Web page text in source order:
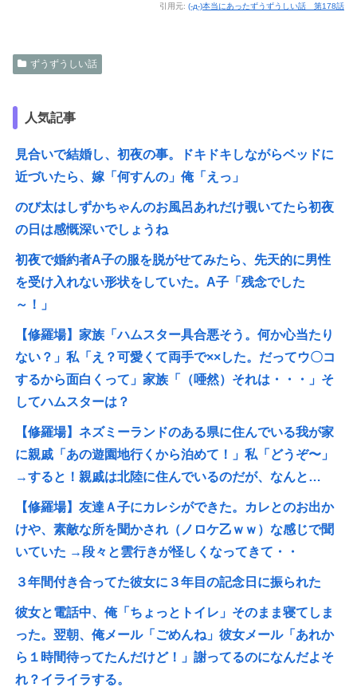
引用元: (-д-)本当にあったずうずうしい話 第178話
ずうずうしい話
人気記事
見合いで結婚し、初夜の事。ドキドキしながらベッドに
近づいたら、嫁「何すんの」俺「えっ」
のび太はしずかちゃんのお風呂あれだけ覗いてたら初夜
の日は感慨深いでしょうね
初夜で婚約者A子の服を脱がせてみたら、先天的に男性
を受け入れない形状をしていた。A子「残念でした
～！」
【修羅場】家族「ハムスター具合悪そう。何か心当たり
ない？」私「え？可愛くて両手で××した。だってウ〇コ
するから面白くって」家族「（唖然）それは・・・」そ
してハムスターは？
【修羅場】ネズミーランドのある県に住んでいる我が家
に親戚「あの遊園地行くから泊めて！」私「どうぞ〜」
→すると！親戚は北陸に住んでいるのだが、なんと…
【修羅場】友達Ａ子にカレシができた。カレとのお出か
けや、素敵な所を聞かされ（ノロケ乙ｗｗ）な感じで聞
いていた →段々と雲行きが怪しくなってきて・・
３年間付き合ってた彼女に３年目の記念日に振られた
彼女と電話中、俺「ちょっとトイレ」そのまま寝てしま
った。翌朝、俺メール「ごめんね」彼女メール「あれか
ら１時間待ってたんだけど！」謝ってるのになんだよそ
れ？イライラする。